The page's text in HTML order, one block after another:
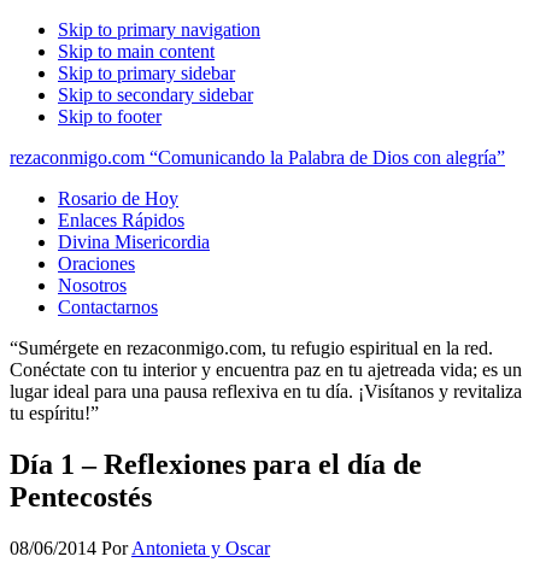
Skip to primary navigation
Skip to main content
Skip to primary sidebar
Skip to secondary sidebar
Skip to footer
rezaconmigo.com “Comunicando la Palabra de Dios con alegría”
Rosario de Hoy
Enlaces Rápidos
Divina Misericordia
Oraciones
Nosotros
Contactarnos
“Sumérgete en rezaconmigo.com, tu refugio espiritual en la red.
Conéctate con tu interior y encuentra paz en tu ajetreada vida; es un
lugar ideal para una pausa reflexiva en tu día. ¡Visítanos y revitaliza
tu espíritu!”
Día 1 – Reflexiones para el día de
Pentecostés
08/06/2014 PorAntonieta y Oscar